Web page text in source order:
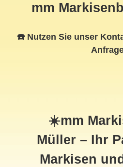
mm
☎️ Nutzen Sie unser
☀️mm
Müller – Ihr
Markisen